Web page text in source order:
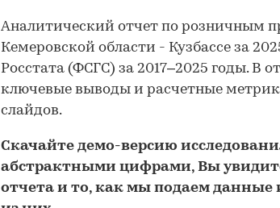
Аналитический отчет по розничным
Кемеровской области - Кузбассе за
Росстата (ФСГС) за 2017–2025 годы. В
ключевые выводы и расчетные
слайдов.
Скачайте демо-версию
абстрактными цифрами, Вы
отчета и то, как мы подаем данные